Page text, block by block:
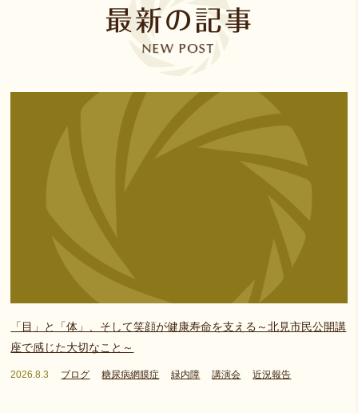
「目」と「体」、そして笑顔が健康寿命を支える～北見市民公開講
座で感じた大切なこと～
2026.8.3 ブログ 糖尿病網膜症 緑内障 講演会 近況報告